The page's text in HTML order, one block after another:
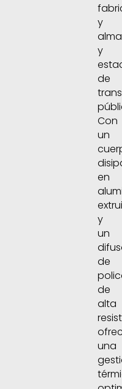
y
y
de
Con
un
en
y
un
de
de
alta
una